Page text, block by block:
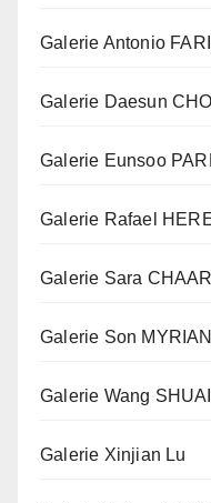
Galerie Antonio
Galerie Daesun CHOI
Galerie Eunsoo
Galerie Rafael
Galerie Sara CHAAR
Galerie Son
Galerie Wang SHUAI
Galerie Xinjian Lu